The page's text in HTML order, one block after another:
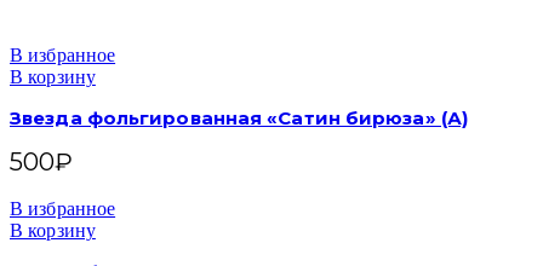
В избранное
В корзину
Звезда фольгированная «Сатин бирюза» (А)
500₽
В избранное
В корзину